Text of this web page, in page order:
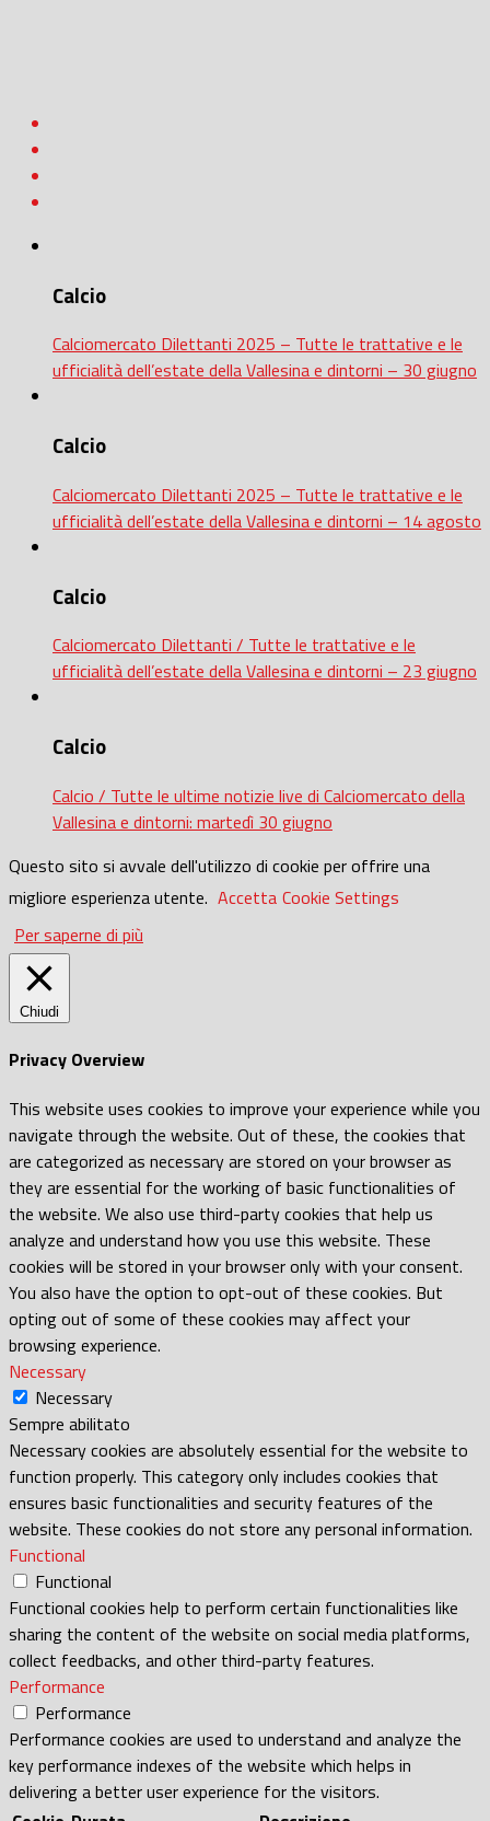
Calcio
Calciomercato Dilettanti 2025 – Tutte le trattative e le
ufficialità dell’estate della Vallesina e dintorni – 30 giugno
Calcio
Calciomercato Dilettanti 2025 – Tutte le trattative e le
ufficialità dell’estate della Vallesina e dintorni – 14 agosto
Calcio
Calciomercato Dilettanti / Tutte le trattative e le
ufficialità dell’estate della Vallesina e dintorni – 23 giugno
Calcio
Calcio / Tutte le ultime notizie live di Calciomercato della
Vallesina e dintorni: martedì 30 giugno
Questo sito si avvale dell'utilizzo di cookie per offrire una
migliore esperienza utente. Accetta Cookie Settings
Per saperne di più
Chiudi
Privacy Overview
This website uses cookies to improve your experience while you
navigate through the website. Out of these, the cookies that
are categorized as necessary are stored on your browser as
they are essential for the working of basic functionalities of
the website. We also use third-party cookies that help us
analyze and understand how you use this website. These
cookies will be stored in your browser only with your consent.
You also have the option to opt-out of these cookies. But
opting out of some of these cookies may affect your
browsing experience.
Necessary
Necessary
Sempre abilitato
Necessary cookies are absolutely essential for the website to
function properly. This category only includes cookies that
ensures basic functionalities and security features of the
website. These cookies do not store any personal information.
Functional
Functional
Functional cookies help to perform certain functionalities like
sharing the content of the website on social media platforms,
collect feedbacks, and other third-party features.
Performance
Performance
Performance cookies are used to understand and analyze the
key performance indexes of the website which helps in
delivering a better user experience for the visitors.